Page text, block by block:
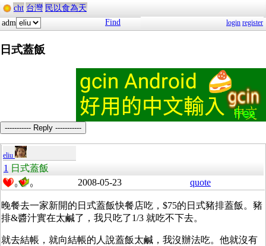
cht 台灣 民以食為天
adm
Find login register
日式蓋飯
----------- Reply -----------
eliu
1 日式蓋飯
0 0 2008-05-23 quote
晚餐去一家新開的日式蓋飯快餐店吃，$75的日式豬排蓋飯。豬
排&醬汁實在太鹹了，我只吃了1/3 就吃不下去。
就去結帳，就向結帳的人說蓋飯太鹹，我沒辦法吃。他就沒有